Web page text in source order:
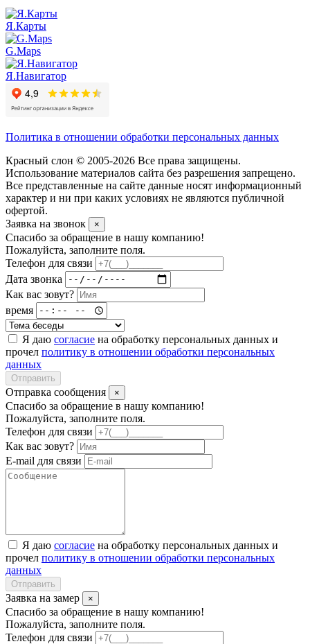
Я.Карты
G.Maps
Я.Навигатор
Политика в отношении обработки персональных данных
Красный слон © 2005-2026 Все права защищены.
Использование материалов сайта без разрешения запрещено.
Все представленные на сайте данные носят информационный
характер и ни при каких условиях не являются публичной
офертой.
Заявка на звонок
×
Спасибо за обращение в нашу компанию!
Пожалуйста, заполните поля.
Телефон для связи
Дата звонка
Как вас зовут?
время
Я даю согласие на обработку персональных данных и
прочел политику в отношении обработки персональных
данных
Отправить
Отправка сообщения ×
Спасибо за обращение в нашу компанию!
Пожалуйста, заполните поля.
Телефон для связи
Как вас зовут?
E-mail для связи
Я даю согласие на обработку персональных данных и
прочел политику в отношении обработки персональных
данных
Отправить
Заявка на замер ×
Спасибо за обращение в нашу компанию!
Пожалуйста, заполните поля.
Телефон для связи